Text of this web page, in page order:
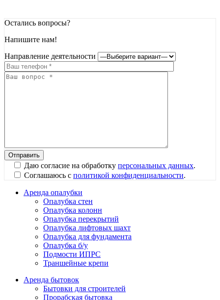
Остались вопросы?
Напишите нам!
Направление деятельности
Даю согласие на обработку персональных данных.
Соглашаюсь с политикой конфиденциальности.
Аренда опалубки
Опалубка стен
Опалубка колонн
Опалубка перекрытий
Опалубка лифтовых шахт
Опалубка для фундамента
Опалубка б/у
Подмости ИПРС
Траншейные крепи
Аренда бытовок
Бытовки для строителей
Прорабская бытовка